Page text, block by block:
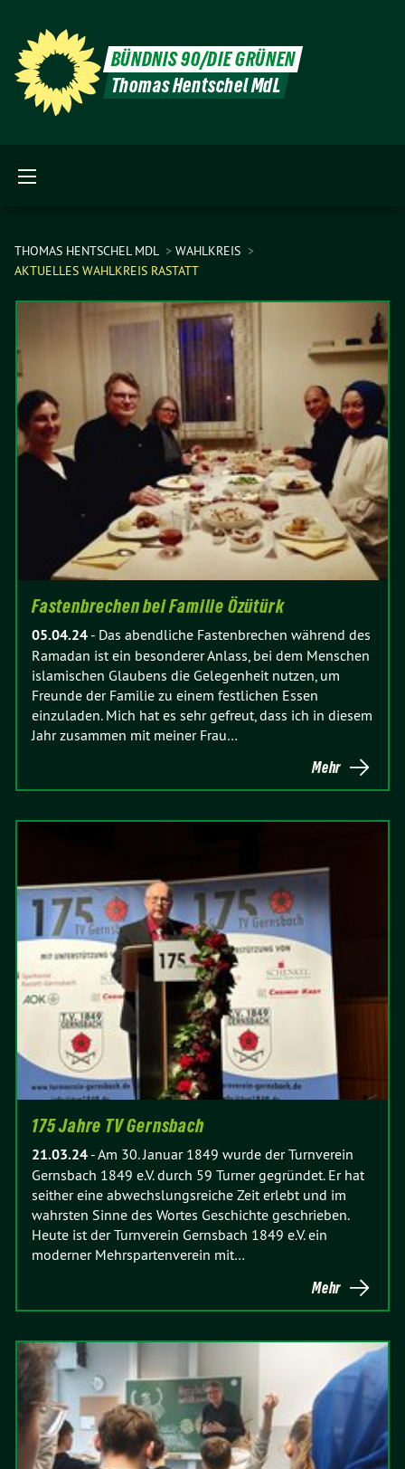
BÜNDNIS 90/DIE GRÜNEN
Thomas Hentschel MdL
THOMAS HENTSCHEL MDL
WAHLKREIS
AKTUELLES WAHLKREIS RASTATT
Fastenbrechen bei Familie Özütürk
05.04.24 - Das abendliche Fastenbrechen während des
Ramadan ist ein besonderer Anlass, bei dem Menschen
islamischen Glaubens die Gelegenheit nutzen, um
Freunde der Familie zu einem festlichen Essen
einzuladen. Mich hat es sehr gefreut, dass ich in diesem
Jahr zusammen mit meiner Frau…
Mehr
175 Jahre TV Gernsbach
21.03.24 -Am 30. Januar 1849 wurde der Turnverein
Gernsbach 1849 e.V. durch 59 Turner gegründet. Er hat
seither eine abwechslungsreiche Zeit erlebt und im
wahrsten Sinne des Wortes Geschichte geschrieben.
Heute ist der Turnverein Gernsbach 1849 e.V. ein
moderner Mehrspartenverein mit…
Mehr